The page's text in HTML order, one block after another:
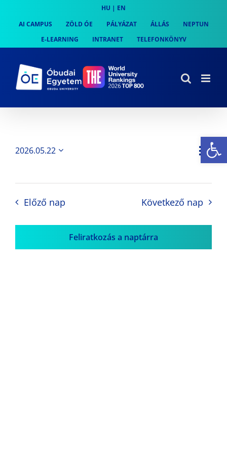
content
HU | EN
AI CAMPUS
ZÖLD ÓE PÁLYÁZAT ÁLLÁS
NEPTUN
E-LEARNING
INTRANET TELEFONKÖNYV
Nap
2026.05.22
Előző nap Következő nap
Feliratkozás a naptárra